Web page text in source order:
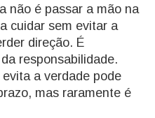
não é passar a mão na
cuidar sem evitar a
direção. É
responsabilidade.
a verdade pode
mas raramente é